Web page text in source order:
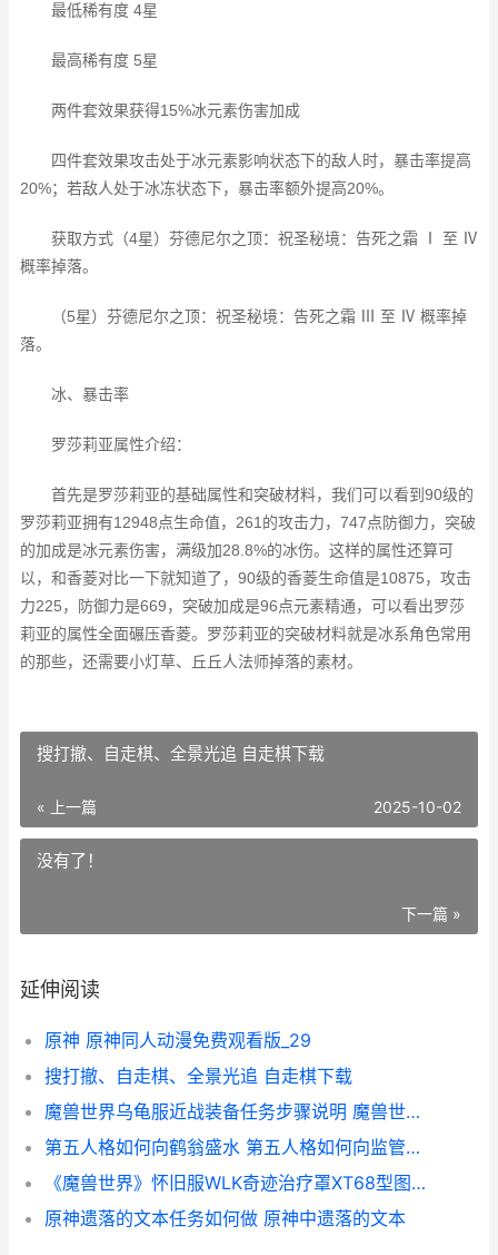
最低稀有度 4星
最高稀有度 5星
两件套效果获得15%冰元素伤害加成
四件套效果攻击处于冰元素影响状态下的敌人时，暴击率提高
20%；若敌人处于冰冻状态下，暴击率额外提高20%。
获取方式（4星）芬德尼尔之顶：祝圣秘境：告死之霜 Ⅰ 至 Ⅳ
概率掉落。
（5星）芬德尼尔之顶：祝圣秘境：告死之霜 Ⅲ 至 Ⅳ 概率掉
落。
冰、暴击率
罗莎莉亚属性介绍：
首先是罗莎莉亚的基础属性和突破材料，我们可以看到90级的
罗莎莉亚拥有12948点生命值，261的攻击力，747点防御力，突破
的加成是冰元素伤害，满级加28.8%的冰伤。这样的属性还算可
以，和香菱对比一下就知道了，90级的香菱生命值是10875，攻击
力225，防御力是669，突破加成是96点元素精通，可以看出罗莎
莉亚的属性全面碾压香菱。罗莎莉亚的突破材料就是冰系角色常用
的那些，还需要小灯草、丘丘人法师掉落的素材。
搜打撤、自走棋、全景光追 自走棋下载
« 上一篇 2025-10-02
没有了！
下一篇 »
延伸阅读
原神 原神同人动漫免费观看版_29
搜打撤、自走棋、全景光追 自走棋下载
魔兽世界乌龟服近战装备任务步骤说明 魔兽世界乌龟服艾露恩之镰
第五人格如何向鹤翁盛水 第五人格如何向监管求佛
《魔兽世界》怀旧服WLK奇迹治疗罩XT68型图纸获取方式 魔兽世界怀旧服服务器状态
原神遗落的文本任务如何做 原神中遗落的文本